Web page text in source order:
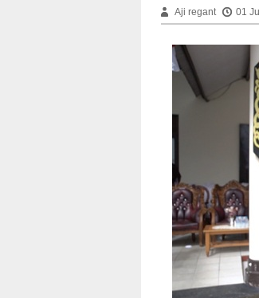
Aji regant 01